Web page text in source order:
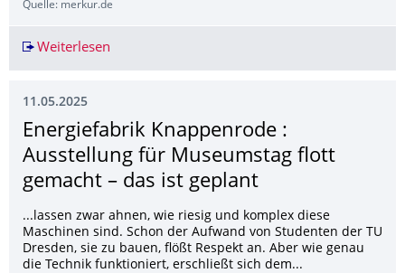
Quelle: merkur.de
Weiterlesen
11.05.2025
Energiefabrik Knappenrode :
Ausstellung für Museumstag flott
gemacht – das ist geplant
...lassen zwar ahnen, wie riesig und komplex diese
Maschinen sind. Schon der Aufwand von Studenten der TU
Dresden, sie zu bauen, flößt Respekt an. Aber wie genau
die Technik funktioniert, erschließt sich dem...